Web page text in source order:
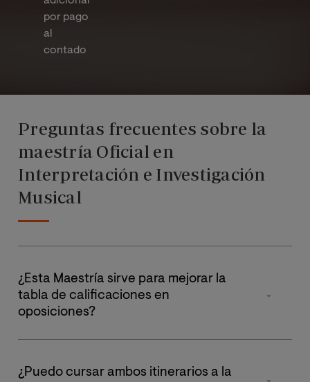
por pago
al
contado
Preguntas frecuentes sobre la
maestría Oficial en
Interpretación e Investigación
Musical
¿Esta Maestría sirve para mejorar la
tabla de calificaciones en
oposiciones?
calificaciones de oposiciones o méritos para traslados
¿Puedo cursar ambos itinerarios a la